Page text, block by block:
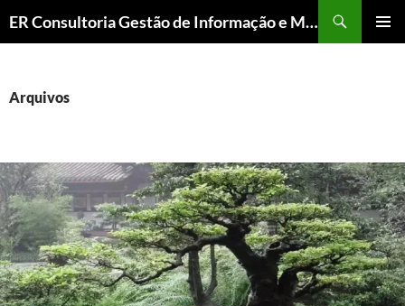
ER Consultoria Gestão de Informação e Memória Institucional
CONTEÚDO
Arquivos